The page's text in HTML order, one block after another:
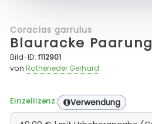
Coracias garrulus
Blauracke Paarung
Bild-ID:f112901
vonRotheneder Gerhard
Einzellizenz: Verwendung